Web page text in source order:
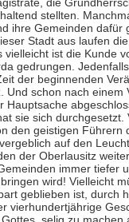
stellten.
ihre Gemeinden
Stadt aus laufen
vielleicht ist die Kunde
gedrungen.
der beginnenden
Und schon nach
Hauptsache
sie sich
den geistigen
auf den
der Oberlausitz
immer tiefer
wird! Vielleicht
geblieben ist, durch
vierhundertjährige